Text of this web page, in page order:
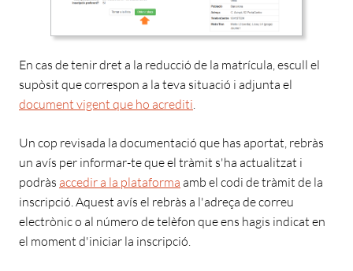
En cas de tenir dret a la reducció de la matrícula, escull el
supòsit que correspon a la teva situació i adjunta el
document vigent que ho acrediti
Un cop revisada la documentació que has aportat, rebràs
un avís per informar-te que el tràmit s'ha actualitzat i
podràs accedir a la plataforma amb el codi de tràmit de la
inscripció. Aquest avís el rebràs a l'adreça de correu
electrònic o al número de telèfon que ens hagis indicat en
el moment d'iniciar la inscripció.